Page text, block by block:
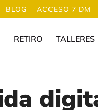
BLOG ACCESO 7 DM
RETIRO TALLERES